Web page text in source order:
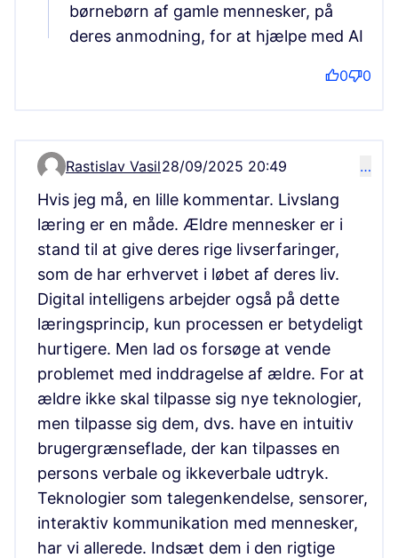
børnebørn af gamle mennesker, på
deres anmodning, for at hjælpe med AI
0 0
Comment 15874
Rastislav Vasil28/09/2025 20:49 …
Hvis jeg må, en lille kommentar. Livslang
læring er en måde. Ældre mennesker er i
stand til at give deres rige livserfaringer,
som de har erhvervet i løbet af deres liv.
Digital intelligens arbejder også på dette
læringsprincip, kun processen er betydeligt
hurtigere. Men lad os forsøge at vende
problemet med inddragelse af ældre. For at
ældre ikke skal tilpasse sig nye teknologier,
men tilpasse sig dem, dvs. have en intuitiv
brugergrænseflade, der kan tilpasses en
persons verbale og ikkeverbale udtryk.
Teknologier som talegenkendelse, sensorer,
interaktiv kommunikation med mennesker,
har vi allerede. Indsæt dem i den rigtige